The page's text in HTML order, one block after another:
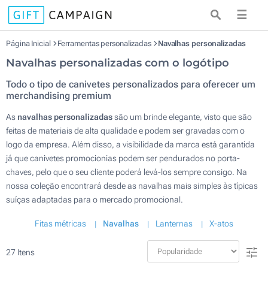
☰
Página Inicial Ferramentas personalizadas Navalhas personalizadas
Navalhas personalizadas com o logótipo
Todo o tipo de canivetes personalizados para oferecer um
merchandising premium
As navalhas personalizadassão um brinde elegante, visto que são
feitas de materiais de alta qualidade e podem ser gravadas com o
logo da empresa. Além disso, a visibilidade da marca está garantida
já que canivetes promocionias podem ser pendurados no porta-
chaves, pelo que o seu cliente poderá levá-los sempre consigo. Na
nossa coleção encontrará desde as navalhas mais simples às típicas
suíças adaptadas para o mercado promocional.
Fitas métricas Navalhas Lanternas X-atos
27 Itens